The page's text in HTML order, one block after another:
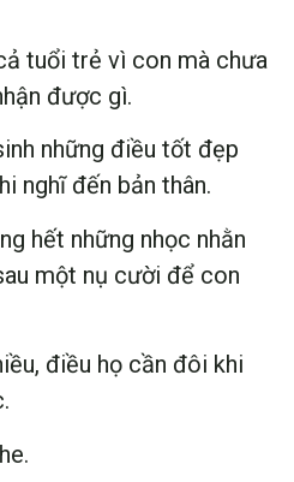
tuổi trẻ vì con mà chưa
được gì.
những điều tốt đẹp
nghĩ đến bản thân.
hết những nhọc nhằn
một nụ cười để con
điều họ cần đôi khi